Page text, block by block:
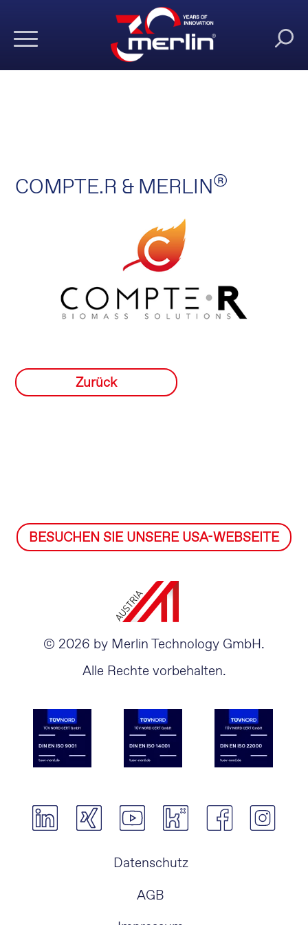
COMPTE.R & MERLIN®
Zurück
BESUCHEN SIE UNSERE USA-WEBSEITE
© 2026 by Merlin Technology GmbH.
Alle Rechte vorbehalten.
Navigation
Datenschutz
AGB